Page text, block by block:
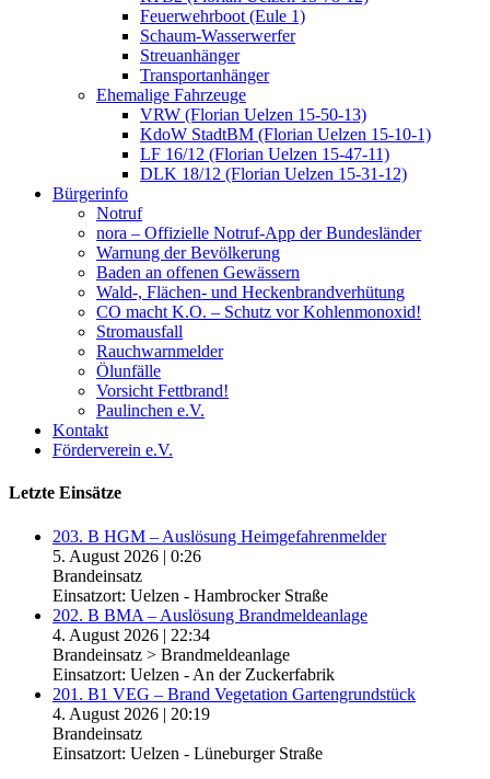
Feuerwehrboot (Eule 1)
Schaum-Wasserwerfer
Streuanhänger
Transportanhänger
Ehemalige Fahrzeuge
VRW (Florian Uelzen 15-50-13)
KdoW StadtBM (Florian Uelzen 15-10-1)
LF 16/12 (Florian Uelzen 15-47-11)
DLK 18/12 (Florian Uelzen 15-31-12)
Bürgerinfo
Notruf
nora – Offizielle Notruf-App der Bundesländer
Warnung der Bevölkerung
Baden an offenen Gewässern
Wald-, Flächen- und Heckenbrandverhütung
CO macht K.O. – Schutz vor Kohlenmonoxid!
Stromausfall
Rauchwarnmelder
Ölunfälle
Vorsicht Fettbrand!
Paulinchen e.V.
Kontakt
Förderverein e.V.
Letzte Einsätze
203. B HGM – Auslösung Heimgefahrenmelder
5. August 2026 | 0:26
Brandeinsatz
Einsatzort: Uelzen - Hambrocker Straße
202. B BMA – Auslösung Brandmeldeanlage
4. August 2026 | 22:34
Brandeinsatz > Brandmeldeanlage
Einsatzort: Uelzen - An der Zuckerfabrik
201. B1 VEG – Brand Vegetation Gartengrundstück
4. August 2026 | 20:19
Brandeinsatz
Einsatzort: Uelzen - Lüneburger Straße